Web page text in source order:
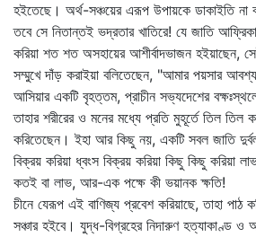
হইতেছে। অর্থ-সঞ্চয়ের এরূপ উপায়কে ডাকাইতি না
তবে সে নিতান্তই ভদ্রতার খাতিরে! যে জাতি
করিয়া শত শত অসহায়ের আশীর্বাদভাজন হইয়াছেন,
সম্মুখে দাঁড় করাইয়া বলিতেছেন, "আমার পয়সার
আসিয়ার একটি বৃহত্তম, প্রাচীন সভ্যদেশের বক্ষঃস্থলে
তাহার শরীরের ও মনের মধ্যে প্রতি মুহূর্তে তিল তিল
করিতেছেন। ইহা আর কিছু নয়, একটি সবল জাতি
বিক্রয় করিয়া ধ্বংস বিক্রয় করিয়া কিছু কিছু করিয়া
কতই বা লাভ, আর-এক পক্ষে কী ভয়ানক ক্ষতি!
চীনে যেরূপ এই বাণিজ্য প্রবেশ করিয়াছে, তাহা পাঠ
সঞ্চার হইবে। যুদ্ধ-বিগ্রহের নিদারুণ হত্যাকাণ্ড ও